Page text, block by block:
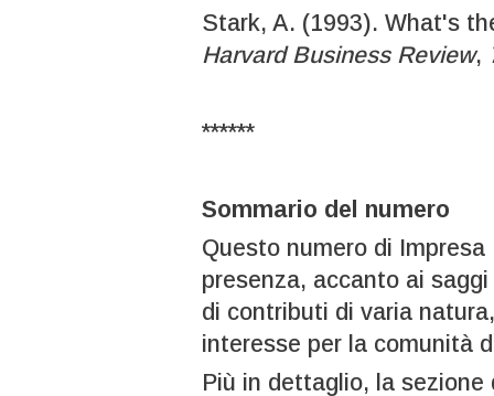
Stark, A. (1993). What's
Harvard Business Review,
******
Sommario del numero
Questo numero di
presenza, accanto ai
di contributi di varia
interesse per la comunità
Più in dettaglio, la